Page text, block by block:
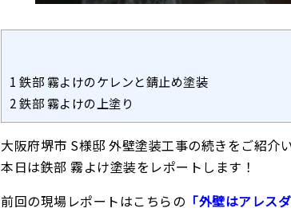
1 鉄部 霧よけのケレンと錆止め塗装
2鉄部 霧よけの上塗り
大阪府堺市 S様邸 外壁塗装工事の続きをご紹介い
本日は鉄部 霧よけ塗装をレポートします！
前回の現場レポートはこちらの 「外壁はアレス